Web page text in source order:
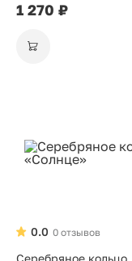
1 270 ₽
0 отзывов
0.0
Серебряное кольцо